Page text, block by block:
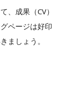
、成果（CV）
ページは好印
ましょう。